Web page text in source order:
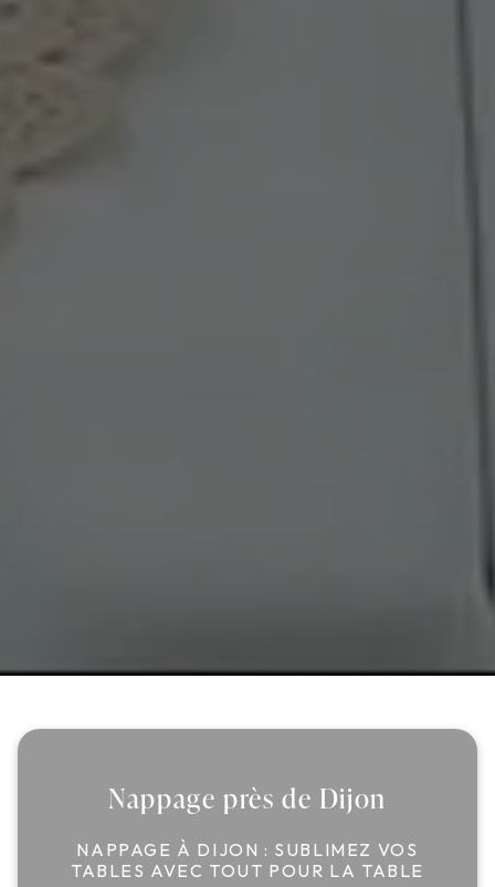
Nappage près de Dijon
NAPPAGE À DIJON : SUBLIMEZ VOS
TABLES AVEC TOUT POUR LA TABLE